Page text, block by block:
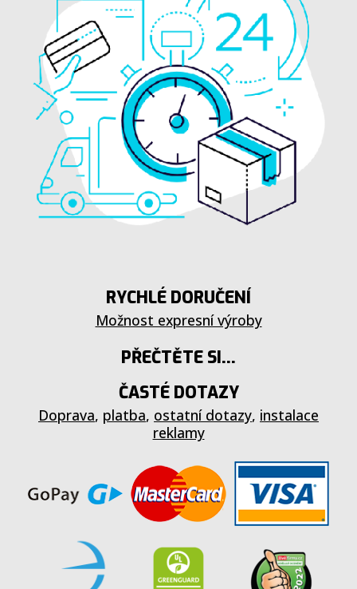
RYCHLÉ DORUČENÍ
Možnost expresní výroby
PŘEČTĚTE SI...
ČASTÉ DOTAZY
Doprava, platba, ostatní dotazy, instalace
reklamy